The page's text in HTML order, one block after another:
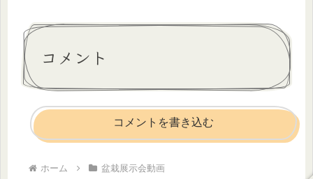
コメント
コメントを書き込む
ホーム 盆栽展示会動画